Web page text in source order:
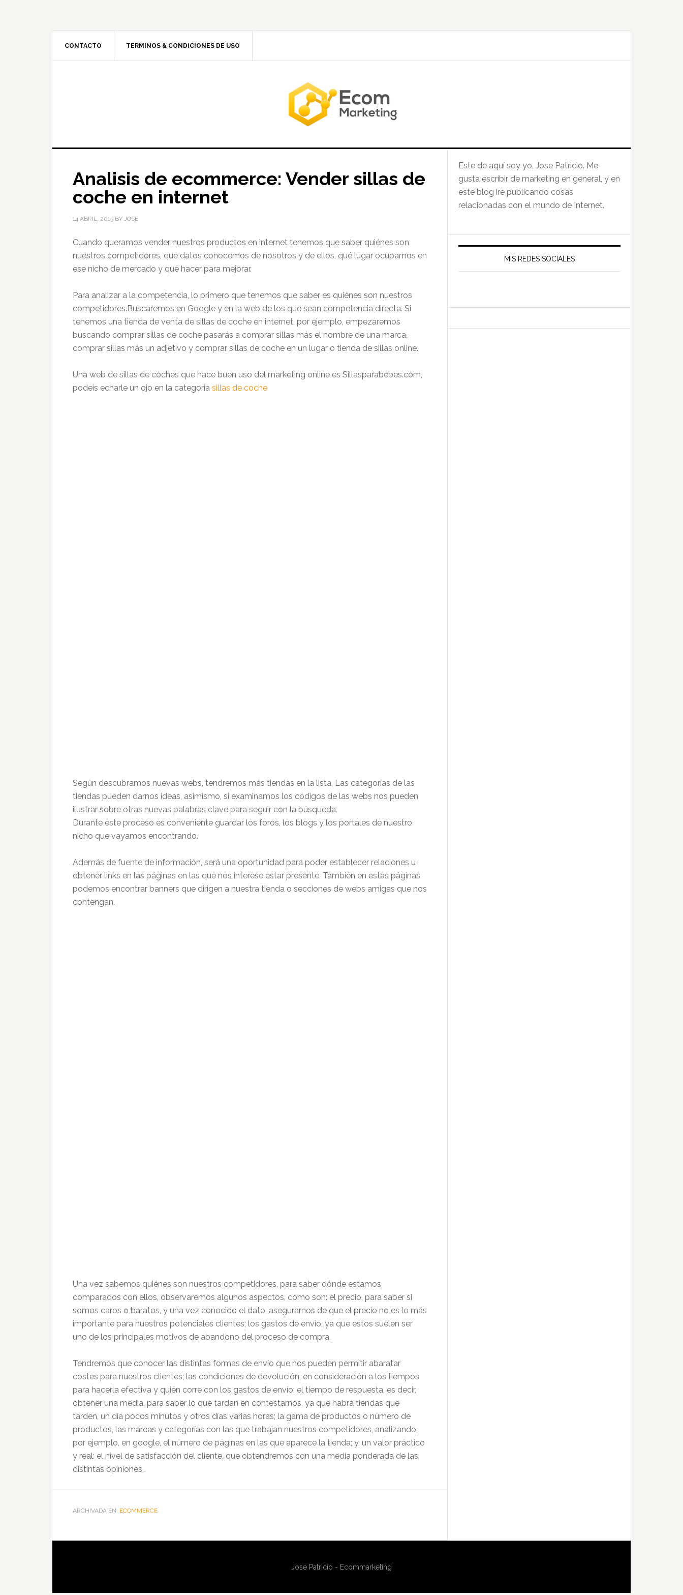
CONTACTO TERMINOS & CONDICIONES DE USO
Analisis de ecommerce: Vender sillas de
coche en internet
14 ABRIL, 2015 BY JOSE
Cuando queramos vender nuestros productos en internet tenemos que saber quiénes son
nuestros competidores, qué datos conocemos de nosotros y de ellos, qué lugar ocupamos en
ese nicho de mercado y qué hacer para mejorar.
Para analizar a la competencia, lo primero que tenemos que saber es quiénes son nuestros
competidores.Buscaremos en Google y en la web de los que sean competencia directa. Si
tenemos una tienda de venta de sillas de coche en internet, por ejemplo, empezaremos
buscando comprar sillas de coche pasarás a comprar sillas más el nombre de una marca,
comprar sillas más un adjetivo y comprar sillas de coche en un lugar o tienda de sillas online.
Una web de sillas de coches que hace buen uso del marketing online es Sillasparabebes.com,
podeis echarle un ojo en la categoria sillas de coche
Según descubramos nuevas webs, tendremos más tiendas en la lista. Las categorías de las
tiendas pueden darnos ideas, asimismo, si examinamos los códigos de las webs nos pueden
ilustrar sobre otras nuevas palabras clave para seguir con la búsqueda.
Durante este proceso es conveniente guardar los foros, los blogs y los portales de nuestro
nicho que vayamos encontrando.
Además de fuente de información, será una oportunidad para poder establecer relaciones u
obtener links en las páginas en las que nos interese estar presente. También en estas páginas
podemos encontrar banners que dirigen a nuestra tienda o secciones de webs amigas que nos
contengan.
Una vez sabemos quiénes son nuestros competidores, para saber dónde estamos
comparados con ellos, observaremos algunos aspectos, como son: el precio, para saber si
somos caros o baratos, y una vez conocido el dato, asegurarnos de que el precio no es lo más
importante para nuestros potenciales clientes; los gastos de envío, ya que estos suelen ser
uno de los principales motivos de abandono del proceso de compra.
Tendremos que conocer las distintas formas de envío que nos pueden permitir abaratar
costes para nuestros clientes; las condiciones de devolución, en consideración a los tiempos
para hacerla efectiva y quién corre con los gastos de envío; el tiempo de respuesta, es decir,
obtener una media, para saber lo que tardan en contestarnos, ya que habrá tiendas que
tarden, un día pocos minutos y otros días varias horas; la gama de productos o número de
productos, las marcas y categorías con las que trabajan nuestros competidores, analizando,
por ejemplo, en google, el número de páginas en las que aparece la tienda; y, un valor práctico
y real: el nivel de satisfacción del cliente, que obtendremos con una media ponderada de las
distintas opiniones.
ARCHIVADA EN: ECOMMERCE
Este de aquí soy yo, Jose Patricio. Me
gusta escribir de marketing en general, y en
este blog iré publicando cosas
relacionadas con el mundo de Internet.
MIS REDES SOCIALES
Jose Patricio - Ecommarketing